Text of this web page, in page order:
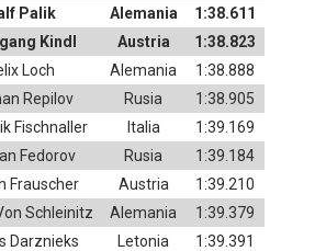
Palik Alemania
1:38.611
Kindl Austria
1:38.823
Loch Alemania
1:38.888
Repilov Rusia
1:38.905
Fischnaller Italia
1:39.169
Fedorov Rusia
1:39.184
Frauscher Austria
1:39.210
Schleinitz Alemania
1:39.379
Darznieks Letonia 1:39.391